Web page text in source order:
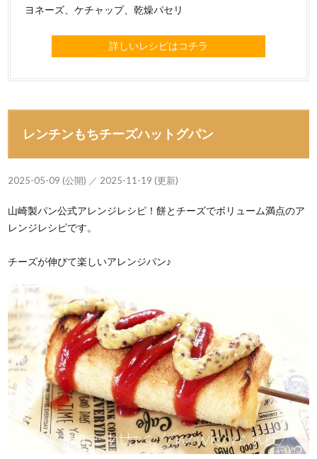
ヨネーズ、ケチャップ、乾燥パセリ
詳しいレシピはコチラ
レンチンもちチーズハットグパン
2025-05-09 (公開) ／ 2025-11-19 (更新)
山崎製パン公式アレンジレシピ！餅とチーズでボリューム満点のア
レンジレシピです。
チーズが伸びて楽しいアレンジパン♪